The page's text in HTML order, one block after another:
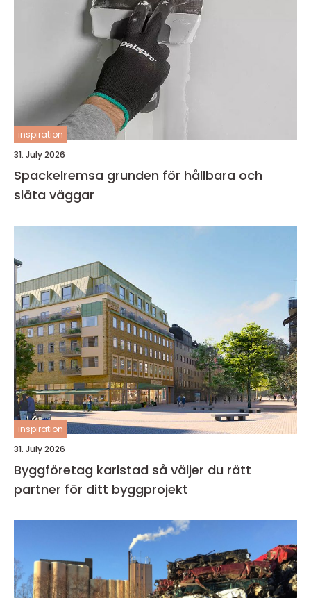
inspiration
31. July 2026
Spackelremsa grunden för hållbara och
släta väggar
inspiration
31. July 2026
Byggföretag karlstad så väljer du rätt
partner för ditt byggprojekt